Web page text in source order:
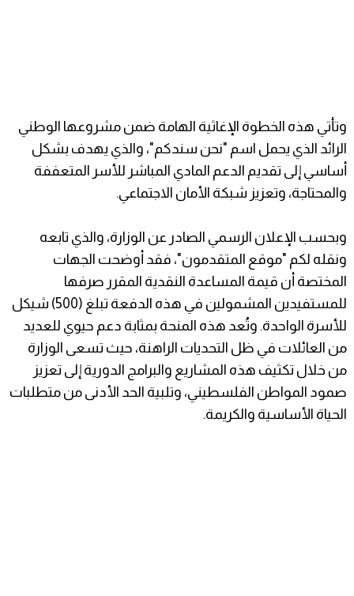
وتأتي هذه الخطوة الإغاثية الهامة ضمن مشروعها الوطني
الرائد الذي يحمل اسم "نحن سندكم"، والذي يهدف بشكل
أساسي إلى تقديم الدعم المادي المباشر للأسر المتعففة
والمحتاجة، وتعزيز شبكة الأمان الاجتماعي.
​وبحسب الإعلان الرسمي الصادر عن الوزارة، والذي تابعه
ونقله لكم "موقع المتقدمون"، فقد أوضحت الجهات
المختصة أن قيمة المساعدة النقدية المقرر صرفها
للمستفيدين المشمولين في هذه الدفعة تبلغ (500) شيكل
للأسرة الواحدة. وتُعد هذه المنحة بمثابة دعم حيوي للعديد
من العائلات في ظل التحديات الراهنة، حيث تسعى الوزارة
من خلال تكثيف هذه المشاريع والبرامج الدورية إلى تعزيز
صمود المواطن الفلسطيني، وتلبية الحد الأدنى من متطلبات
الحياة الأساسية والكريمة.